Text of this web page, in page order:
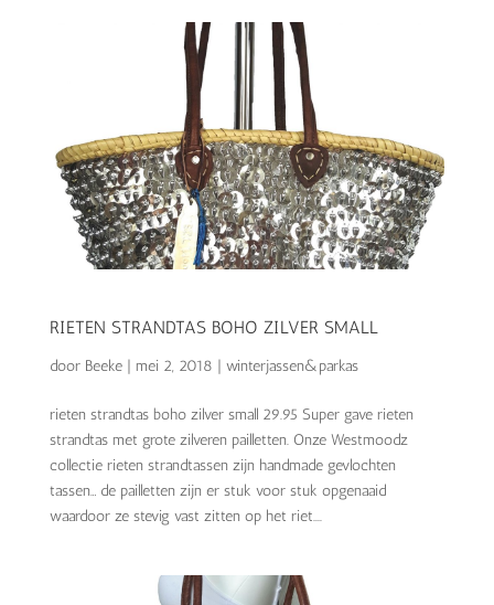
RIETEN STRANDTAS BOHO ZILVER SMALL
door Beeke| mei 2, 2018 winterjassen&parkas
rieten strandtas boho zilver small 29.95 Super gave rieten
strandtas met grote zilveren pailletten. Onze Westmoodz
collectie rieten strandtassen zijn handmade gevlochten
tassen… de pailletten zijn er stuk voor stuk opgenaaid
waardoor ze stevig vast zitten op het riet....